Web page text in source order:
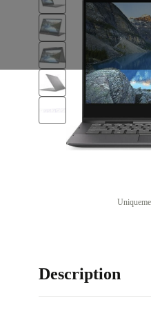
Description